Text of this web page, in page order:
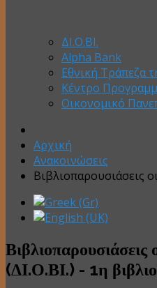
ΔΙ.Ο.ΒΙ.
Alpha Bank
Εθνική Τράπεζα
Κέντρο
Οικονομικό
Αρχική
Ανακοινώσεις
Βιβλιοπαρουσιάσεις
(ΔΙ.Ο.ΒΙ.) - 1η